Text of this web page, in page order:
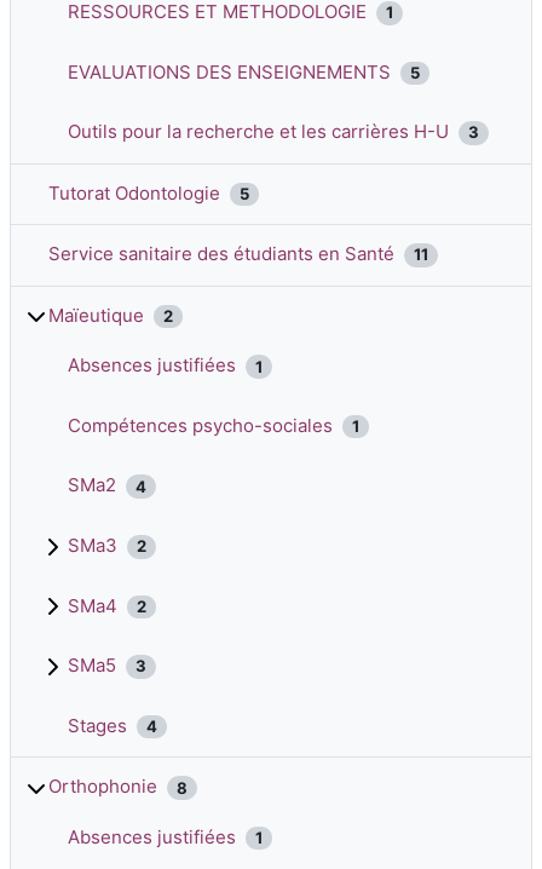
RESSOURCES ET METHODOLOGIE 1
EVALUATIONS DES ENSEIGNEMENTS 5
Outils pour la recherche et les carrières H-U 3
Tutorat Odontologie 5
Service sanitaire des étudiants en Santé 11
Maïeutique 2
Absences justifiées 1
Compétences psycho-sociales 1
SMa2 4
SMa3 2
SMa4 2
SMa5 3
Stages 4
Orthophonie 8
Absences justifiées 1